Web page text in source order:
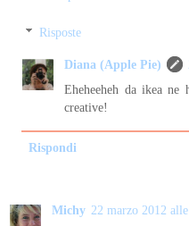
Risposte
Diana (Apple Pie)
Eheheeheh da ikea
creative!
Rispondi
Michy 22 marzo 2012